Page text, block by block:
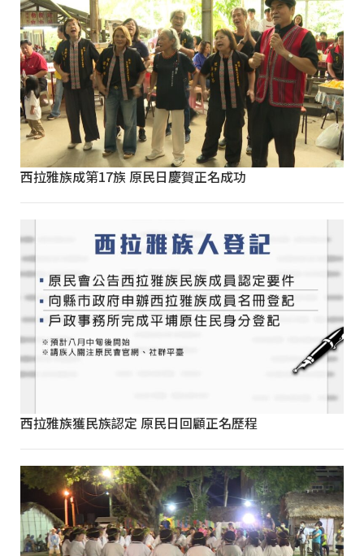
西拉雅族成第17族 原民日慶賀正名成功
西拉雅族獲民族認定 原民日回顧正名歷程